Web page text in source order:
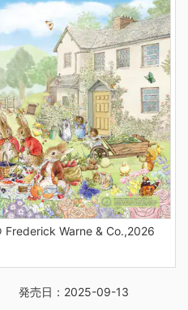
Frederick Warne & Co.,2026
発売日：2025-09-13